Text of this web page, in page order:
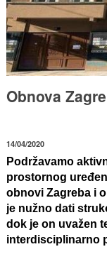
Obnova
14/04/2020
Podržavamo
prostornog
obnovi Zagreba i
je nužno dati
dok je on uvažen
interdisciplinarno